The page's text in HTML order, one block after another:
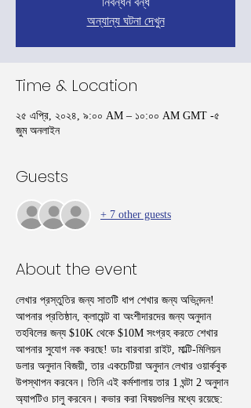
অন্যান্য ঘটনা দেখুন
Time & Location
২৫ এপ্রি, ২০২৪, ৯:০০ AM – ১০:০০ AM GMT -৫
জুম অনলাইন
Guests
+ 7 other guests
About the event
লেখার প্রস্তুতির জন্য সাতটি ধাপ শেখার জন্য অভিনন্দন!
আপনার প্রতিষ্ঠান, ক্লায়েন্ট বা অংশীদারদের জন্য অনুদান
তহবিলের জন্য $10K থেকে $10M সংগ্রহ করতে শেখার
আপনার সুযোগ নক করছে! ডাঃ বারবারা রাইট, মাল্টি-মিলিয়ন
ডলার অনুদান বিজয়ী, তার একচেটিয়া অনুদান লেখার ওয়ার্কবুক
উপস্থাপন করবেন। তিনি এই কর্মশালায় তার 1 ঘন্টা 2 অনুদান
অ্যাপটিও চালু করবেন। কভার করা বিষয়গুলির মধ্যে রয়েছে: